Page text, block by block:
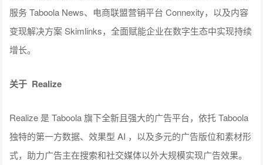
服务 Taboola News、电商联盟营销平台 Connexity，以及内容
变现解决方案 Skimlinks，全面赋能企业在数字生态中实现持续
增长。
关于 Realize
Realize 是 Taboola 旗下全新且强大的广告平台，依托 Taboola
独特的第一方数据、效果型 AI ，以及多元的广告版位和素材形
式，助力广告主在搜索和社交媒体以外大规模实现广告效果。